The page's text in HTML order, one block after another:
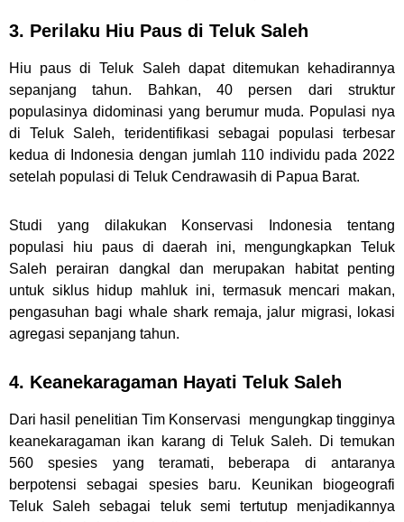
3. Perilaku Hiu Paus di Teluk Saleh
Hiu paus di Teluk Saleh dapat ditemukan kehadirannya
sepanjang tahun. Bahkan, 40 persen dari struktur
populasinya didominasi yang berumur muda. Populasi nya
di Teluk Saleh, teridentifikasi sebagai populasi terbesar
kedua di Indonesia dengan jumlah 110 individu pada 2022
setelah populasi di Teluk Cendrawasih di Papua Barat.
Studi yang dilakukan Konservasi Indonesia tentang
populasi hiu paus di daerah ini, mengungkapkan Teluk
Saleh perairan dangkal dan merupakan habitat penting
untuk siklus hidup mahluk ini, termasuk mencari makan,
pengasuhan bagi whale shark remaja, jalur migrasi, lokasi
agregasi sepanjang tahun.
4. Keanekaragaman Hayati Teluk Saleh
Dari hasil penelitian Tim Konservasi mengungkap tingginya
keanekaragaman ikan karang di Teluk Saleh. Di temukan
560 spesies yang teramati, beberapa di antaranya
berpotensi sebagai spesies baru. Keunikan biogeografi
Teluk Saleh sebagai teluk semi tertutup menjadikannya